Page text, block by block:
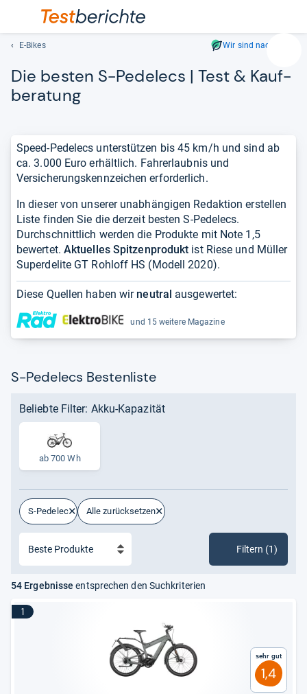
Geben
ein.
und
mit
E-Bikes Wir sind nachhaltig
Die bes­ten S-​Pede­lecs | Test & Kauf­
be­ra­tung
Speed-Pedelecs unterstützen bis 45 km/h und sind ab
ca. 3.000 Euro erhältlich. Fahrerlaubnis und
Versicherungskennzeichen erforderlich.
In dieser von unserer unabhängigen Redaktion erstellen
Liste finden Sie die derzeit besten S-Pedelecs.
Durchschnittlich werden die Produkte mit Note 1,5
bewertet. Aktuelles Spitzenprodukt ist Riese und Müller
Superdelite GT Rohloff HS (Modell 2020).
Diese Quellen haben wir neutral ausgewertet:
und 15 weitere Magazine
S-Pedelecs Bestenliste
Beliebte Filter: Akku-Kapazität
ab 700 Wh
S-Pedelec Alle zurücksetzen
Filtern (1)
54 Ergebnisse entsprechen den Suchkriterien
1
Sehr gut
1,4